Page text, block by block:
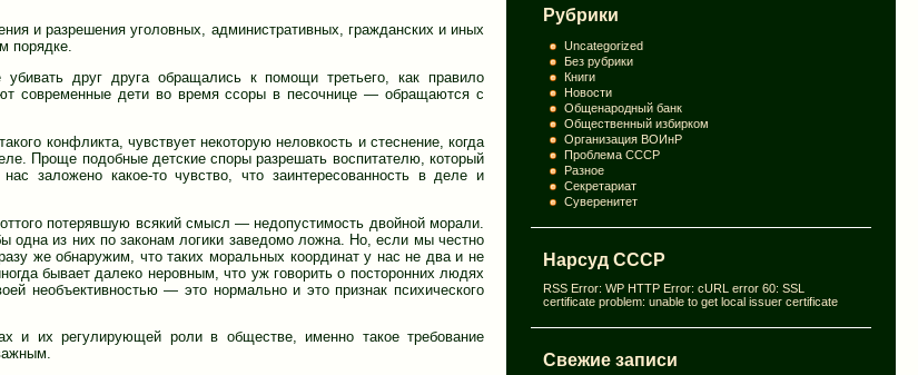
Рубрики
Uncategorized
Без рубрики
Книги
Новости
Общенародный банк
Общественный избирком
Организация ВОИнР
Проблема СССР
Разное
Секретариат
Суверенитет
Нарсуд СССР
RSS Error: WP HTTP Error: cURL error 60: SSL
certificate problem: unable to get local issuer certificate
Свежие записи
и разрешения уголовных, административных, гражданских и иных
порядке.
друг друга обращались к помощи третьего, как правило
современные дети во время ссоры в песочнице — обращаются с
конфликта, чувствует некоторую неловкость и стеснение, когда
Проще подобные детские споры разрешать воспитателю, который
заложено какое-то чувство, что заинтересованность в деле и
потерявшую всякий смысл — недопустимость двойной морали.
одна из них по законам логики заведомо ложна. Но, если мы честно
же обнаружим, что таких моральных координат у нас не два и не
бывает далеко неровным, что уж говорить о посторонних людях
необъективностью — это нормально и это признак психического
и их регулирующей роли в обществе, именно такое требование